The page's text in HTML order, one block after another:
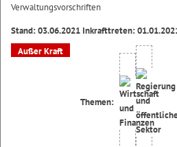
Verwaltungsvorschriften
Stand: 03.06.2021 Inkrafttreten:
Außer Kraft
Themen: